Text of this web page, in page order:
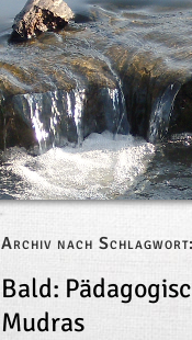
Archiv nach
Bald:
Mudras